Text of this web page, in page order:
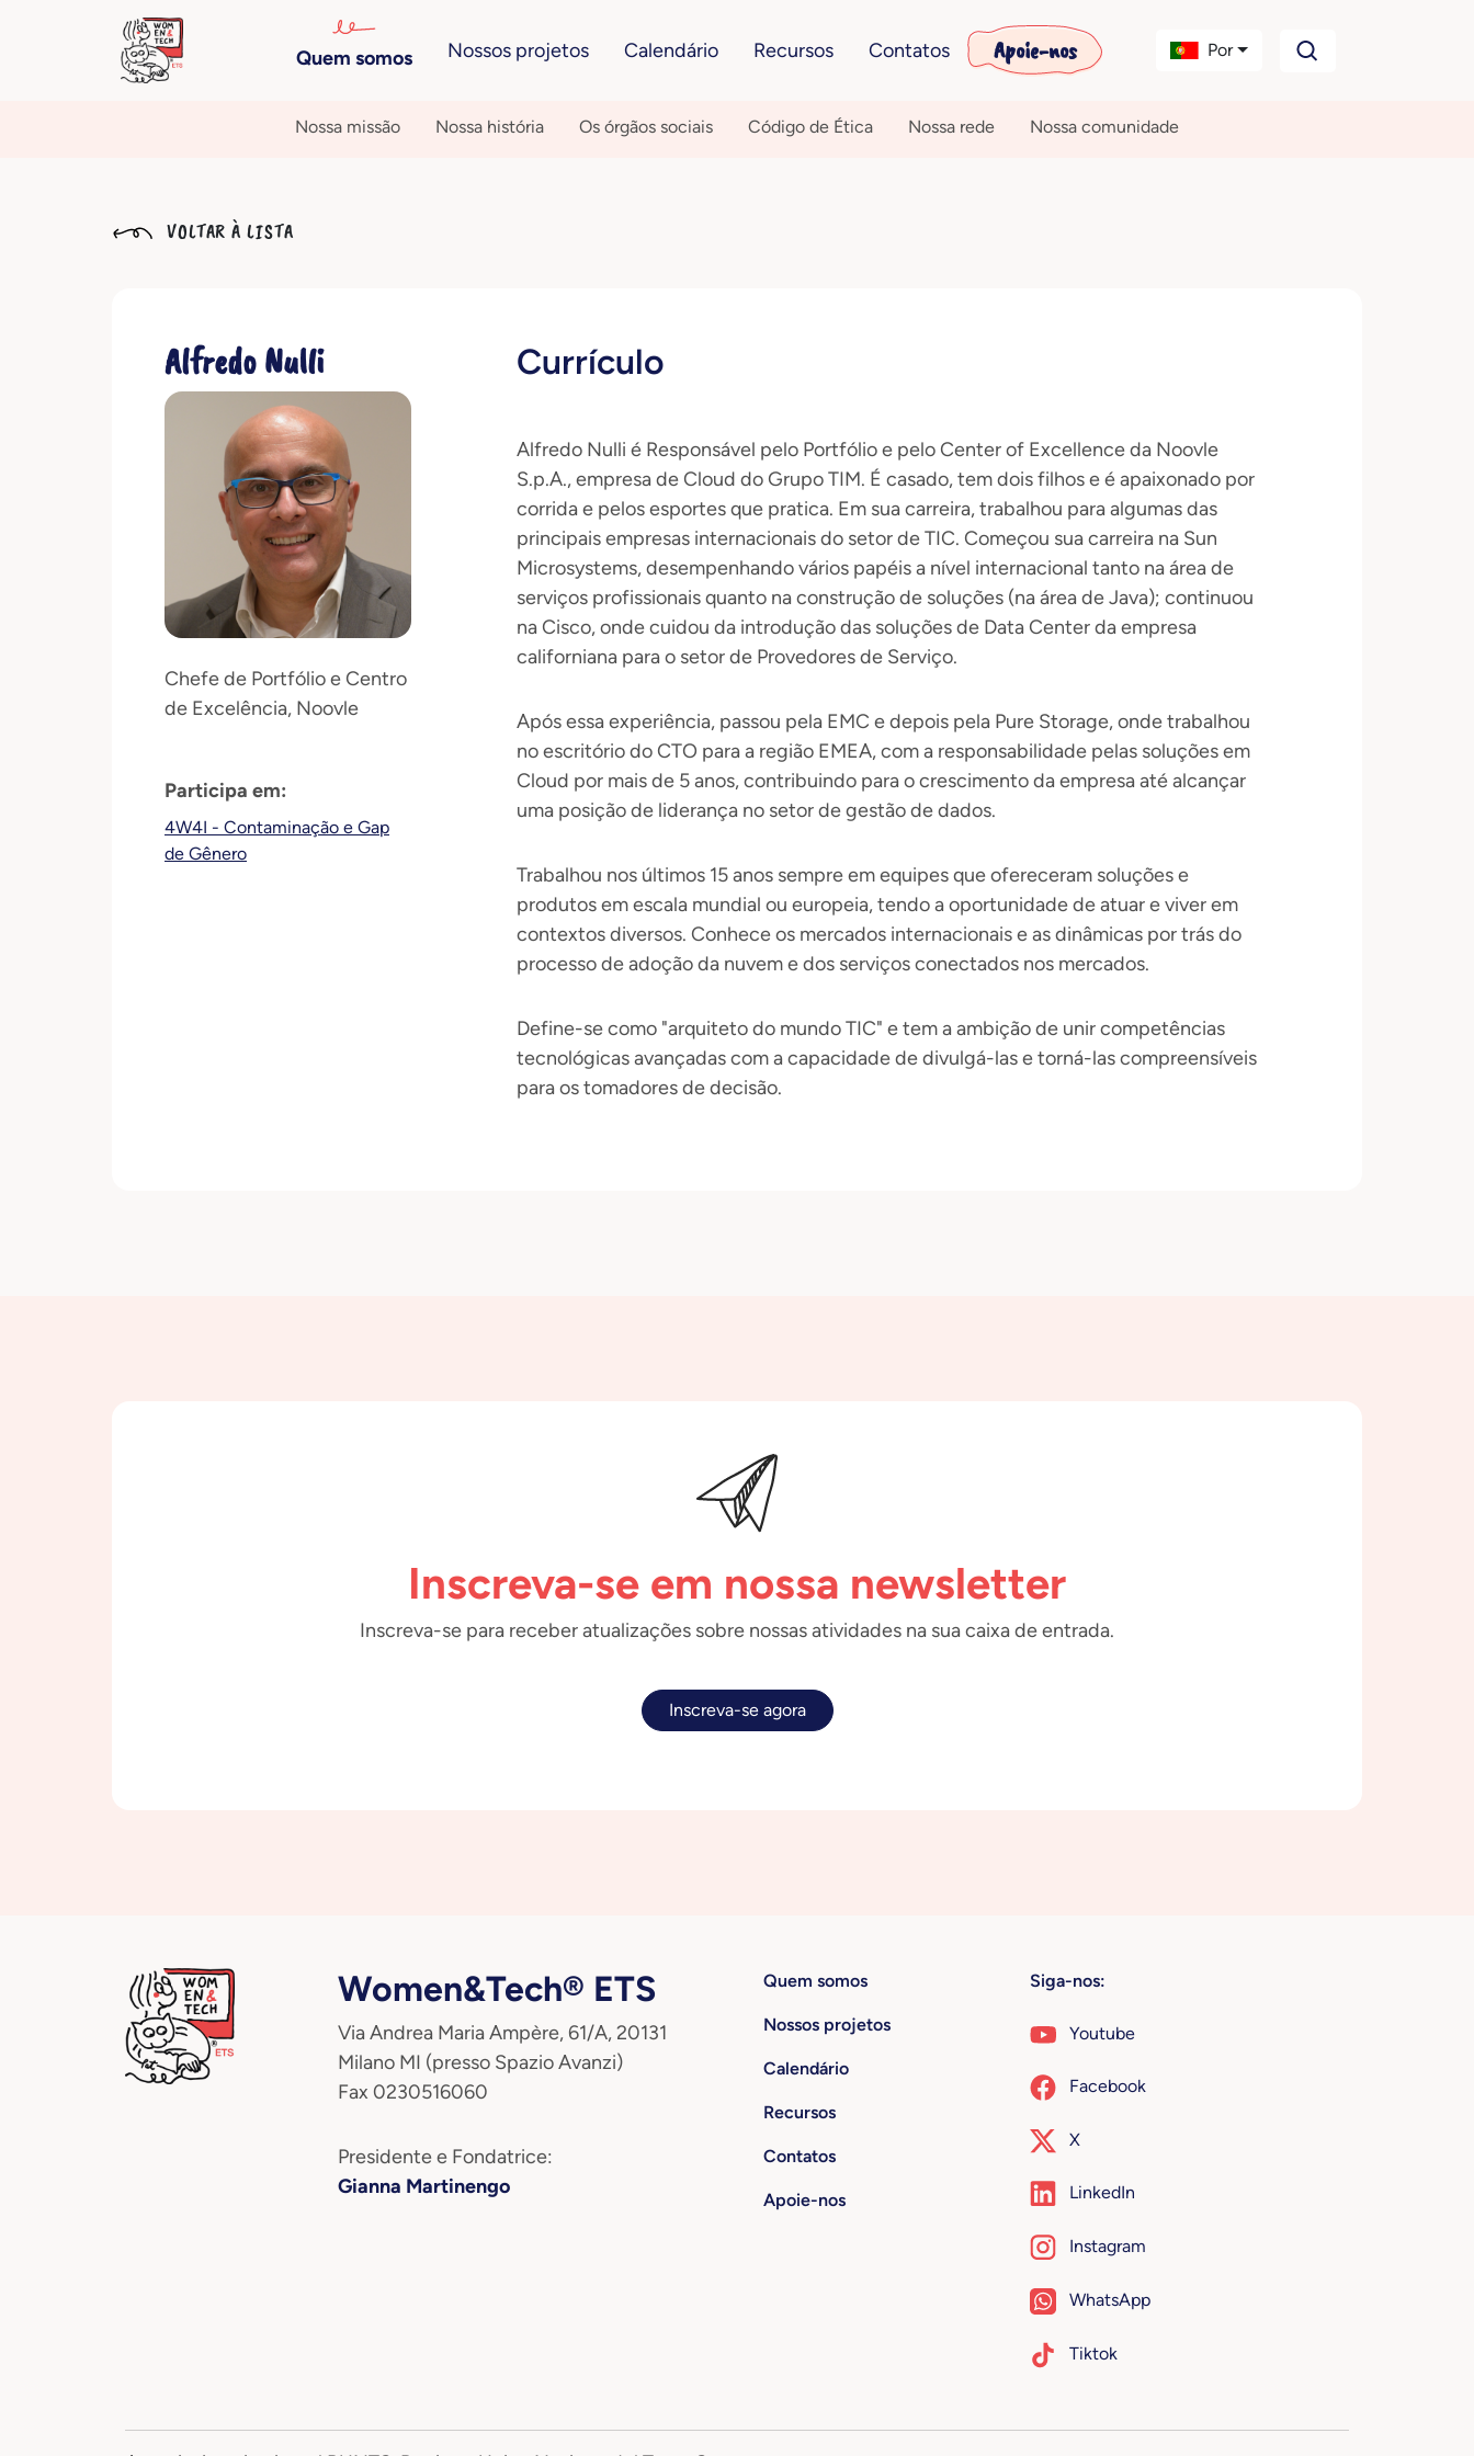
Quem somos Nossos projetos Calendário Recursos Contatos Apoie-nos Por
Nossa missão Nossa história Os órgãos sociais Código de Ética Nossa rede Nossa comunidade
VOLTAR À LISTA
Alfredo Nulli
Chefe de Portfólio e Centro
de Excelência, Noovle
Participa em:
4W4I - Contaminação e Gap
de Gênero
Currículo
Alfredo Nulli é Responsável pelo Portfólio e pelo Center of Excellence da Noovle
S.p.A., empresa de Cloud do Grupo TIM. É casado, tem dois filhos e é apaixonado por
corrida e pelos esportes que pratica. Em sua carreira, trabalhou para algumas das
principais empresas internacionais do setor de TIC. Começou sua carreira na Sun
Microsystems, desempenhando vários papéis a nível internacional tanto na área de
serviços profissionais quanto na construção de soluções (na área de Java); continuou
na Cisco, onde cuidou da introdução das soluções de Data Center da empresa
californiana para o setor de Provedores de Serviço.
Após essa experiência, passou pela EMC e depois pela Pure Storage, onde trabalhou
no escritório do CTO para a região EMEA, com a responsabilidade pelas soluções em
Cloud por mais de 5 anos, contribuindo para o crescimento da empresa até alcançar
uma posição de liderança no setor de gestão de dados.
Trabalhou nos últimos 15 anos sempre em equipes que ofereceram soluções e
produtos em escala mundial ou europeia, tendo a oportunidade de atuar e viver em
contextos diversos. Conhece os mercados internacionais e as dinâmicas por trás do
processo de adoção da nuvem e dos serviços conectados nos mercados.
Define-se como "arquiteto do mundo TIC" e tem a ambição de unir competências
tecnológicas avançadas com a capacidade de divulgá-las e torná-las compreensíveis
para os tomadores de decisão.
Inscreva-se em nossa newsletter
Inscreva-se para receber atualizações sobre nossas atividades na sua caixa de entrada.
Inscreva-se agora
Women&Tech® ETS
Via Andrea Maria Ampère, 61/A, 20131
Milano MI (presso Spazio Avanzi)
Fax 0230516060
Presidente e Fondatrice:
Gianna Martinengo
Quem somos
Nossos projetos
Calendário
Recursos
Contatos
Apoie-nos
Siga-nos:
Youtube
Facebook
X
LinkedIn
Instagram
WhatsApp
Tiktok